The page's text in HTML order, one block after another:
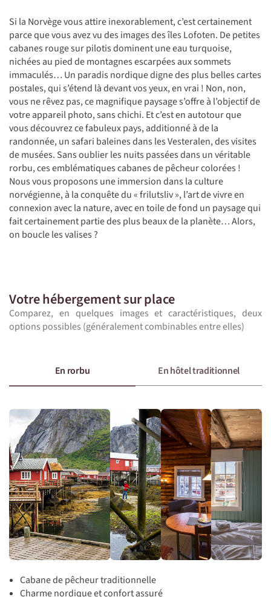
Si la Norvège vous attire inexorablement, c’est certainement
parce que vous avez vu des images des îles Lofoten. De petites
cabanes rouge sur pilotis dominent une eau turquoise,
nichées au pied de montagnes escarpées aux sommets
immaculés… Un paradis nordique digne des plus belles cartes
postales, qui s’étend là devant vos yeux, en vrai ! Non, non,
vous ne rêvez pas, ce magnifique paysage s’offre à l’objectif de
votre appareil photo, sans chichi. Et c’est en autotour que
vous découvrez ce fabuleux pays, additionné à de la
randonnée, un safari baleines dans les Vesteralen, des visites
de musées. Sans oublier les nuits passées dans un véritable
rorbu, ces emblématiques cabanes de pêcheur colorées !
Nous vous proposons une immersion dans la culture
norvégienne, à la conquête du « frilutsliv », l’art de vivre en
connexion avec la nature, avec en toile de fond un paysage qui
fait certainement partie des plus beaux de la planète… Alors,
on boucle les valises ?
Votre hébergement sur place
Comparez, en quelques images et caractéristiques, deux
options possibles (généralement combinables entre elles)
En rorbu En hôtel traditionnel
Cabane de pêcheur traditionnelle
Charme nordique et confort assuré